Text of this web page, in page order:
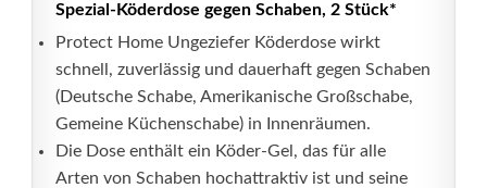
Spezial-Köderdose gegen Schaben, 2 Stück*
Protect Home Ungeziefer Köderdose wirkt
schnell, zuverlässig und dauerhaft gegen Schaben
(Deutsche Schabe, Amerikanische Großschabe,
Gemeine Küchenschabe) in Innenräumen.
Die Dose enthält ein Köder-Gel, das für alle
Arten von Schaben hochattraktiv ist und seine